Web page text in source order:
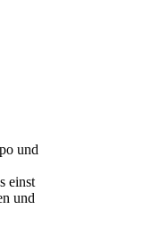
und
einst
und